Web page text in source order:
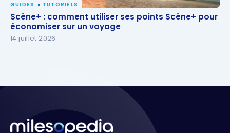
Scène+ : comment utiliser ses points Scène+ pour
économiser sur un voyage
GUIDES TUTORIELS
Scène+ : comment utiliser ses points Scène+ pour
économiser sur un voyage
14 juillet 2026